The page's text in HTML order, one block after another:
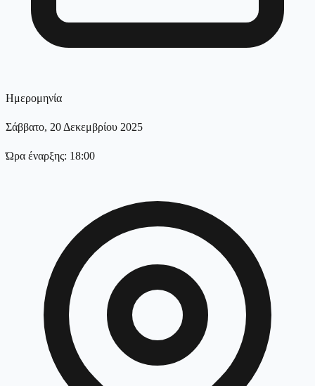
Ημερομηνία
Σάββατο, 20 Δεκεμβρίου 2025
Ώρα έναρξης: 18:00